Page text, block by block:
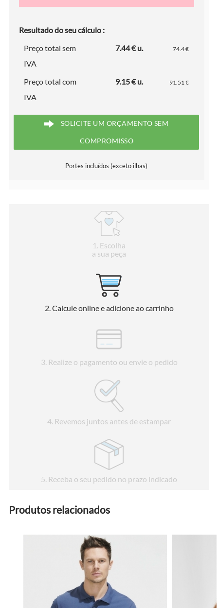
Resultado do seu cálculo :
Preço total sem
IVA
7.44 € u. 74.4 €
Preço total com
IVA
9.15 € u. 91.51 €
SOLICITE UM ORÇAMENTO SEM
COMPROMISSO
Portes incluídos (exceto ilhas)
1 . Escolha
a sua peça
2. Calcule online e adicione ao carrinho
3. Realize o pagamento ou envie o pedido
4. Revemos juntos antes de estampar
5. Receba o seu pedido no prazo indicado
Produtos relacionados